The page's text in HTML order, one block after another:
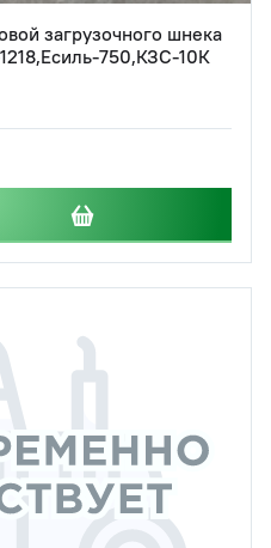
загрузочного шнека
750,КЗС-10К